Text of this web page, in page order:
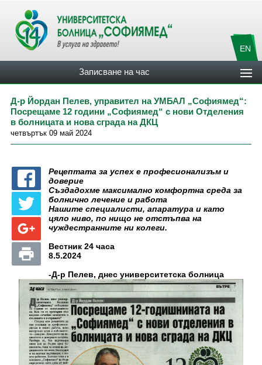
EN
Записване на час
Д-р Йордан Пелев, управител на УМБАЛ „Софиямед“:
Посрещаме 12 години „Софиямед“ с нови Отделения
в болницата и нова сграда на ДКЦ
четвъртък 09 май 2024
Рецептата за успех е професионализъм и
доверие
Създадохме максимално комфортна среда за
болнично лечение и работа
Нашите специалисти, апаратура и като
цяло ниво, по нищо не отстъпва на
чуждестранните ни колеги.
Вестник 24 часа
8.5.2024
-Д-р Пелев, днес университетска болница